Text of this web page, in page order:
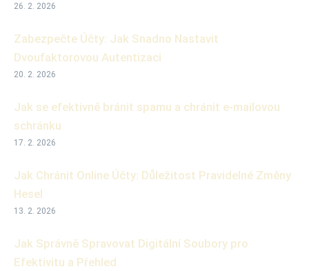
26. 2. 2026
Zabezpečte Účty: Jak Snadno Nastavit
Dvoufaktorovou Autentizaci
20. 2. 2026
Jak se efektivně bránit spamu a chránit e-mailovou
schránku
17. 2. 2026
Jak Chránit Online Účty: Důležitost Pravidelné Změny
Hesel
13. 2. 2026
Jak Správně Spravovat Digitální Soubory pro
Efektivitu a Přehled